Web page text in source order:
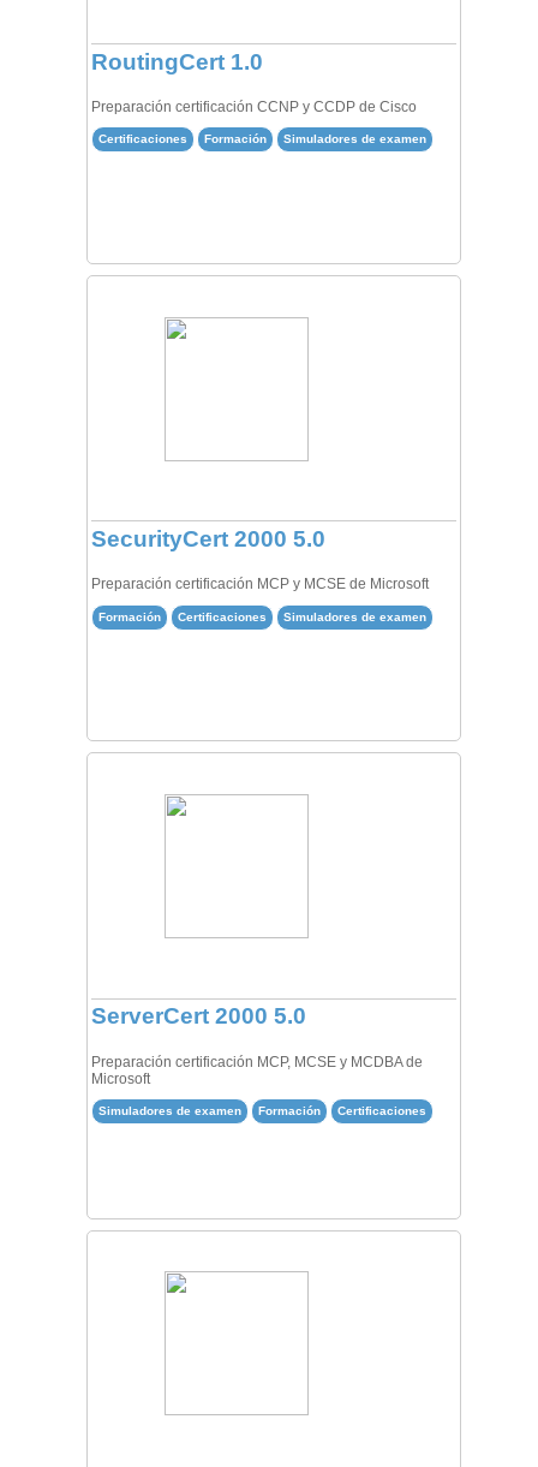
RoutingCert 1.0
Preparación certificación CCNP y CCDP de Cisco
Certificaciones Formación Simuladores de examen
SecurityCert 2000 5.0
Preparación certificación MCP y MCSE de Microsoft
Formación Certificaciones Simuladores de examen
ServerCert 2000 5.0
Preparación certificación MCP, MCSE y MCDBA de
Microsoft
Simuladores de examen Formación Certificaciones